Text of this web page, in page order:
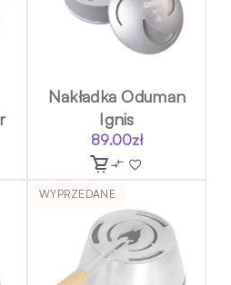
Nakładka Oduman
Ignis
89.00zł
WYPRZEDANE